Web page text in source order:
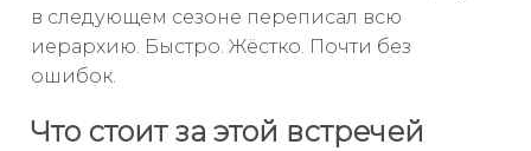
в следующем сезоне переписал всю
иерархию. Быстро. Жёстко. Почти без
ошибок.
Что стоит за этой встречей